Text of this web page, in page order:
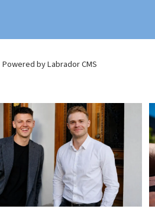
Powered by Labrador CMS